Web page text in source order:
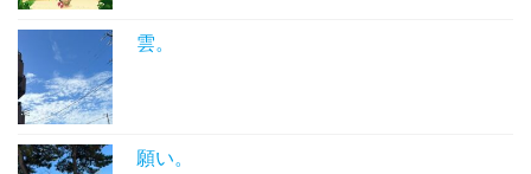
雲。
願い。